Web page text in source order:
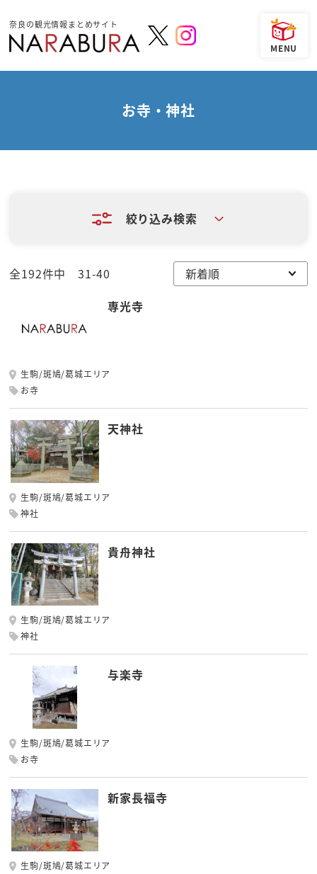
奈良の観光情報まとめサイト
お寺・神社
絞り込み検索
全192件中 31-40
専光寺
生駒/斑鳩/葛城エリア
お寺
天神社
生駒/斑鳩/葛城エリア
神社
貴舟神社
生駒/斑鳩/葛城エリア
神社
与楽寺
生駒/斑鳩/葛城エリア
お寺
新家長福寺
生駒/斑鳩/葛城エリア